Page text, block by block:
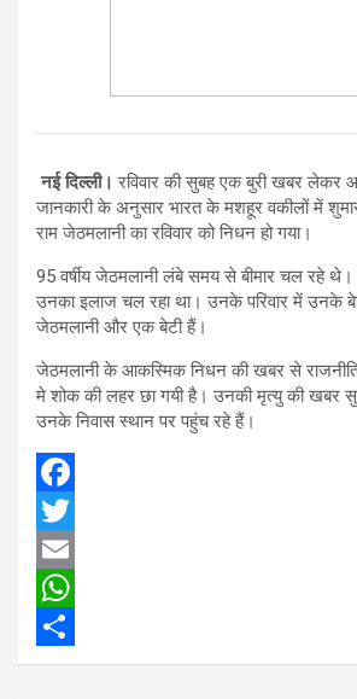
नई दिल्ली। रविवार की सुबह एक बुरी खबर लेकर
जानकारी के अनुसार भारत के मशहूर वकीलों में
राम जेठमलानी का रविवार को निधन हो गया।
95 वर्षीय जेठमलानी लंबे समय से बीमार चल रहे थे।
उनका इलाज चल रहा था। उनके परिवार में उनके
जेठमलानी और एक बेटी हैं।
जेठमलानी के आकस्मिक निधन की खबर से
मे शोक की लहर छा गयी है। उनकी मृत्यु की खबर
उनके निवास स्थान पर पहुंच रहे हैं।
F
a
c
e
b
T
w
t
E
m
a
W
h
S